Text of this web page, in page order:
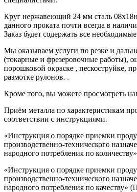
Круг нержавеющий 24 мм сталь
данного проката почти всегда в
Заказ будет содержать все
Мы оказываем услуги по резке и
(токарные и фрезеровочные работы),
порошковой окраске , пескоструйке,
размотке рулонов. .
Кроме того, вы можете просмотреть
Приём металла по характеристикам
соответствии с инструкциями.
«Инструкция о порядке приемки
производственно-технического
народного потребления по
«Инструкция о порядке приемки
производственно-технического
народного потребления по качеству»